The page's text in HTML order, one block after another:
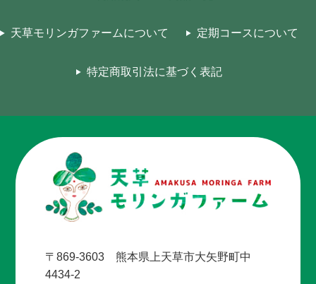
天草モリンガファームについて 定期コースについて
特定商取引法に基づく表記
〒869-3603 熊本県上天草市大矢野町中
4434-2